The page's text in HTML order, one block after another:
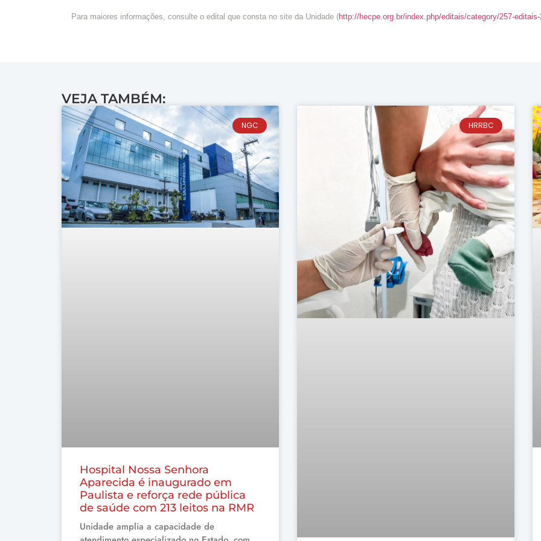
Para maiores informações, consulte o edital que consta no site da Unidade (http://hecpe.org.br/index.php/editais/category/257-editais-
VEJA TAMBÉM:
NGC
Hospital Nossa Senhora
Aparecida é inaugurado em
Paulista e reforça rede pública
de saúde com 213 leitos na RMR
Unidade amplia a capacidade de
HRRBC